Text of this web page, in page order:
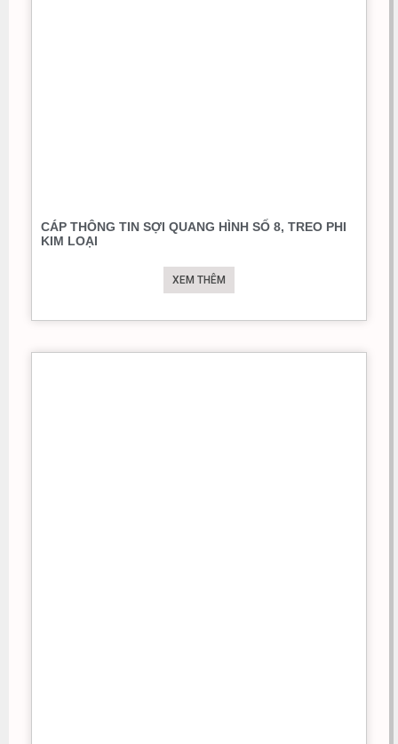
CÁP THÔNG TIN SỢI QUANG HÌNH SỐ 8, TREO PHI
KIM LOẠI
XEM THÊM